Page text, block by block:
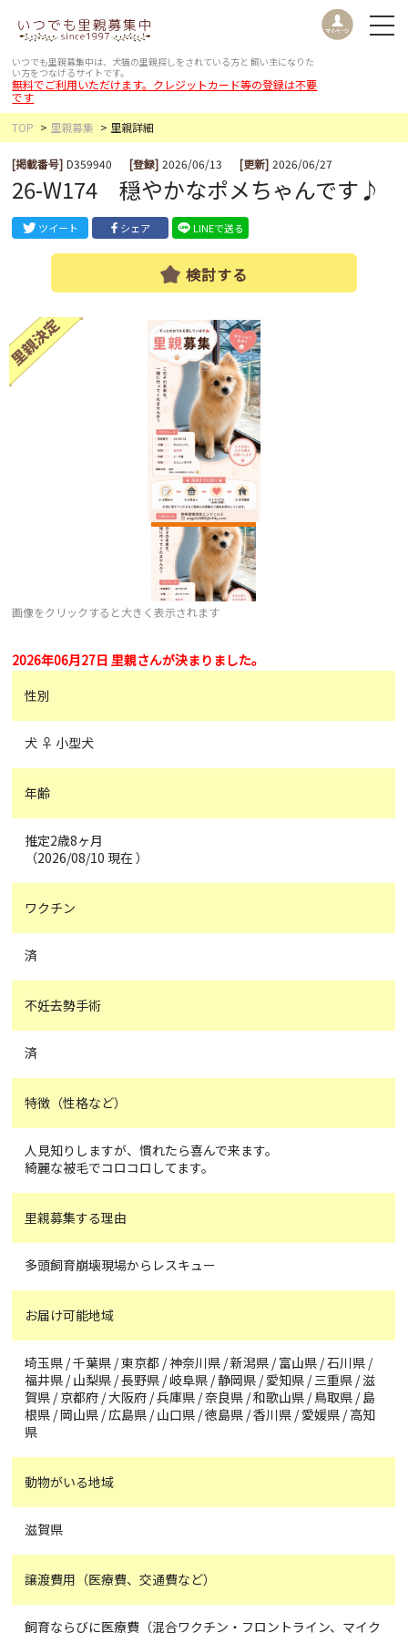
いつでも里親募集中は、犬猫の里親探しをされている方と 飼い主になりた
い方をつなげるサイトです。
無料でご利用いただけます。クレジットカード等の登録は不要
です
TOP
里親募集 里親詳細
[掲載番号] D359940 [登録] 2026/06/13 [更新] 2026/06/27
26-W174 穏やかなポメちゃんです♪
ツイート シェア LINEで送る
検討する
画像をクリックすると大きく表示されます
2026年06月27日 里親さんが決まりました。
性別
犬 ♀ 小型犬
年齢
推定2歳8ヶ月
（2026/08/10 現在 ）
ワクチン
済
不妊去勢手術
済
特徴（性格など）
人見知りしますが、慣れたら喜んで来ます。
綺麗な被毛でコロコロしてます。
里親募集する理由
多頭飼育崩壊現場からレスキュー
お届け可能地域
埼玉県 / 千葉県 / 東京都 / 神奈川県 / 新潟県 / 富山県 / 石川県 /
福井県 / 山梨県 / 長野県 / 岐阜県 / 静岡県 / 愛知県 / 三重県 / 滋
賀県 / 京都府 / 大阪府 / 兵庫県 / 奈良県 / 和歌山県 / 鳥取県 / 島
根県 / 岡山県 / 広島県 / 山口県 / 徳島県 / 香川県 / 愛媛県 / 高知
県
動物がいる地域
滋賀県
譲渡費用（医療費、交通費など）
飼育ならびに医療費（混合ワクチン・フロントライン、マイク